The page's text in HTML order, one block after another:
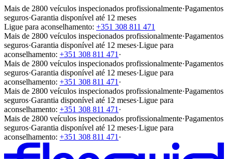
Mais de 2800 veículos inspecionados profissionalmente·Pagamentos
seguros·Garantia disponível até 12 meses
Ligue para aconselhamento: +351 308 811 471
Mais de 2800 veículos inspecionados profissionalmente·Pagamentos
seguros·Garantia disponível até 12 meses·Ligue para
aconselhamento: +351 308 811 471 ·
Mais de 2800 veículos inspecionados profissionalmente·Pagamentos
seguros·Garantia disponível até 12 meses·Ligue para
aconselhamento: +351 308 811 471 ·
Mais de 2800 veículos inspecionados profissionalmente·Pagamentos
seguros·Garantia disponível até 12 meses·Ligue para
aconselhamento: +351 308 811 471 ·
Mais de 2800 veículos inspecionados profissionalmente·Pagamentos
seguros·Garantia disponível até 12 meses·Ligue para
aconselhamento: +351 308 811 471 ·